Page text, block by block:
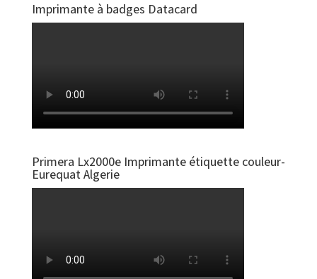
Imprimante à badges Datacard
Primera Lx2000e Imprimante étiquette couleur-
Eurequat Algerie